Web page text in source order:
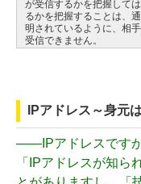
が受信するかを把握して
るかを把握することは、
明されているように、相
受信できません。
IPアドレス～身元
――IPアドレスです
「IPアドレスが知ら